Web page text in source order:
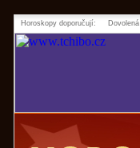
Horoskopy doporučují: Dovolená